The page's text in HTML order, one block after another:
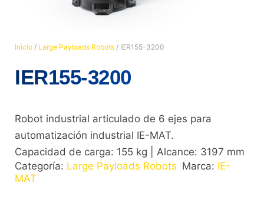
Inicio / Large Payloads Robots / IER155-3200
IER155-3200
Robot industrial articulado de 6 ejes para
automatización industrial IE-MAT.
Capacidad de carga: 155 kg | Alcance: 3197 mm
Categoría: Large Payloads Robots Marca: IE-
MAT